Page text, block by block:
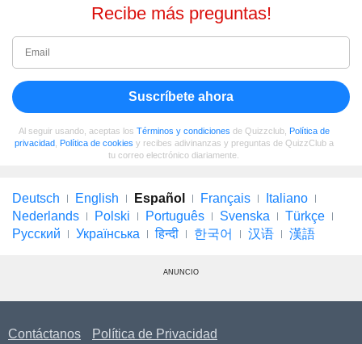
Recibe más preguntas!
Suscríbete ahora
Al seguir usando, aceptas los Términos y condiciones de Quizzclub, Política de
privacidad, Política de cookies y recibes adivinanzas y preguntas de QuizzClub a
tu correo electrónico diariamente.
Deutsch English Español Français
Italiano
Nederlands
Polski Português Svenska
Türkçe
Русский
Українська हिन्दी 한국어 汉语 漢語
ANUNCIO
Contáctanos
Política de Privacidad